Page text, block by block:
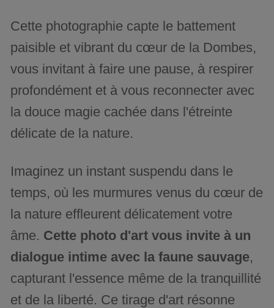
Cette photographie capte le battement
paisible et vibrant du cœur de la Dombes,
vous invitant à faire une pause, à respirer
profondément et à vous reconnecter avec
la douce magie cachée dans l'étreinte
délicate de la nature.
Imaginez un instant suspendu dans le
temps, où les murmures venus du cœur de
la nature effleurent délicatement votre
âme. Cette photo d'art vous invite à un
dialogue intime avec la faune sauvage,
capturant l'essence même de la tranquillité
et de la liberté. Ce tirage d'art résonne